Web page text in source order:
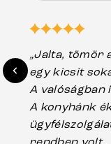
„Jalta, tömör
egy kicsit
A valóságban is olyan
A konyhánk
rendben volt